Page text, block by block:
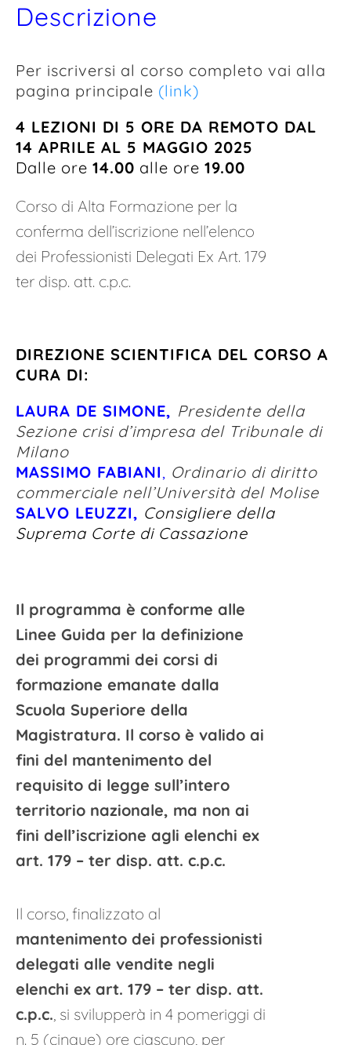
Descrizione
Per iscriversi al corso completo vai alla
pagina principale (link)
4 LEZIONI DI 5 ORE DA REMOTO DAL
14 APRILE AL 5 MAGGIO 2025
Dalle ore 14.00 alle ore 19.00
Corso di Alta Formazione per la
conferma dell’iscrizione nell’elenco
dei Professionisti Delegati Ex Art. 179
ter disp. att. c.p.c.
DIREZIONE SCIENTIFICA DEL CORSO A
CURA DI:
LAURA DE SIMONE, Presidente della
Sezione crisi d’impresa del Tribunale di
Milano
MASSIMO FABIANI, Ordinario di diritto
commerciale nell’Università del Molise
SALVO LEUZZI, Consigliere della
Suprema Corte di Cassazione
Il programma è conforme alle
Linee Guida per la definizione
dei programmi dei corsi di
formazione emanate dalla
Scuola Superiore della
Magistratura. Il corso è valido ai
fini del mantenimento del
requisito di legge sull’intero
territorio nazionale, ma non ai
fini dell’iscrizione agli elenchi ex
art. 179 – ter disp. att. c.p.c.
Il corso, finalizzato al
mantenimento dei professionisti
delegati alle vendite negli
elenchi ex art. 179 – ter disp. att.
c.p.c., si svilupperà in 4 pomeriggi di
n. 5 (cinque) ore ciascuno, per